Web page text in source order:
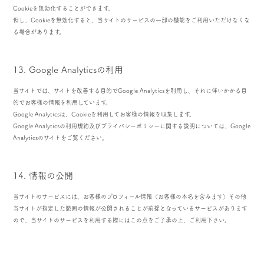
Cookieを無効化することができます。
但し、Cookieを無効化すると、当サイトのサービスの一部の機能をご利用いただけなくな
る場合があります。
13. Google Analyticsの利用
当サイトでは、サイトを改善する目的でGoogle Analyticsを利用し、それに伴いかかる目
的でお客様の情報を利用しています。
Google Analyticsは、Cookieを利用してお客様の情報を収集します。
Google Analyticsの利用規約及びプライバシーポリシーに関する説明については、Google
Analyticsのサイトをご覧ください。
14. 情報の公開
当サイトのサービスには、お客様のプロフィール情報（お客様の本名を含みます）その他
当サイトが指定した範囲の情報が公開されることが前提となっているサービスがあります
ので、当サイトのサービスを利用する際にはこの点をご了承の上、ご利用下さい。